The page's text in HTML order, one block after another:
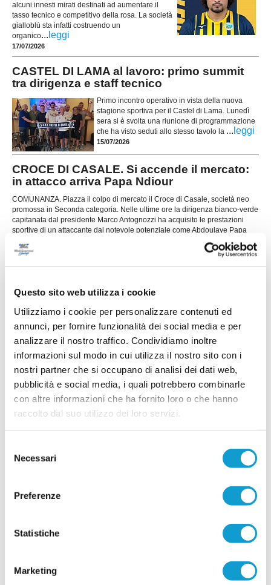
Questo sito web utilizza i cookie
Utilizziamo i cookie per personalizzare contenuti ed
annunci, per fornire funzionalità dei social media e per
analizzare il nostro traffico. Condividiamo inoltre
informazioni sul modo in cui utilizza il nostro sito con i
nostri partner che si occupano di analisi dei dati web,
pubblicità e social media, i quali potrebbero combinarle
con altre informazioni che ha fornito loro o che hanno
raccolto dal suo utilizzo dei loro servizi.
delNecessari
Preferenze
Statistiche
Marketing
alcuni innesti mirati destinati ad aumentare il
tasso tecnico e competitivo della rosa. La società
gialloblù sta infatti costruendo un
organico... leggi
17/07/2026
CASTEL DI LAMA al lavoro: primo summit
tra dirigenza e staff tecnico
Primo incontro operativo in vista della nuova
stagione sportiva per il Castel di Lama. Lunedì
sera si è svolta una riunione di programmazione
che ha visto seduti allo stesso tavolo la ... leggi
15/07/2026
CROCE DI CASALE. Si accende il mercato:
in attacco arriva Papa Ndiour
COMUNANZA. Piazza il colpo di mercato il Croce di Casale, società neo
promossa in Seconda categoria. Nelle ultime ore la dirigenza bianco-verde
capitanata dal presidente Marco Antognozzi ha acquisito le prestazioni
sportive di un attaccante dal notevole potenziale come Abdoulaye Papa
15/07/2026
Nannuzzi e Fradiani in prima squadra
vivaio e promuove in prima squadra due giovani
di prospettiva in vista della stagione 2026-2027.
Faranno parte della preparazione estiva agli
ordini dello staff tecnico il centrocampista
Simo...leggi
14/07/2026
MONTICELLI. Conferme importanti per
Mariani Gibellieri e Mattei
che Marco Mariani Gibellieri e Giacomo Mattei
prossima stagione. Entrambi si apprestano a
vivere la loro quarta stagione in biancoazzurro. -
CUPRENSE. Definito lo staff tecnico per la
Prende ufficialmente il via la stagione 2026/2027,
Squadra, chiamati a guidare il gruppo nel nuovo
campionato. A ricoprire il ruolo di allenatore sarà